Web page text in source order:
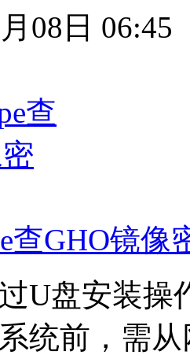
08日 06:45
查GHO镜像
U盘安装
统前，需